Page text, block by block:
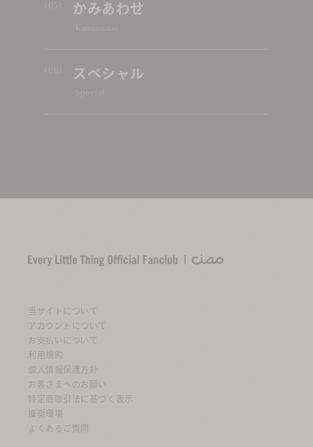
かみあわせ
スペシャル
当サイトについて
アカウントについて
お支払いについて
利用規約
個人情報保護方針
お客さまへのお願い
特定商取引法に基づく表示
推奨環境
よくあるご質問